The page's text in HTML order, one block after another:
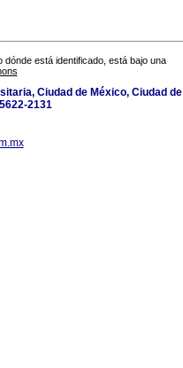
está identificado, está bajo una
Ciudad de México, Ciudad de
2131